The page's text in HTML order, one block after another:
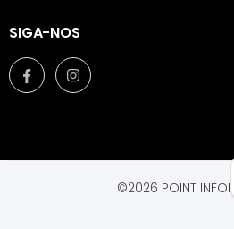
SIGA-NOS
©2026 POINT